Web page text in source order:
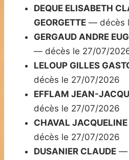
DEQUE ELISABETH
GEORGETTE — décès
GERGAUD ANDRE
— décès le 27/07/
LELOUP GILLES
décès le 27/07/2026
EFFLAM JEAN-
décès le 27/07/2026
CHAVAL
décès le 27/07/2026
DUSANIER CLAUDE —